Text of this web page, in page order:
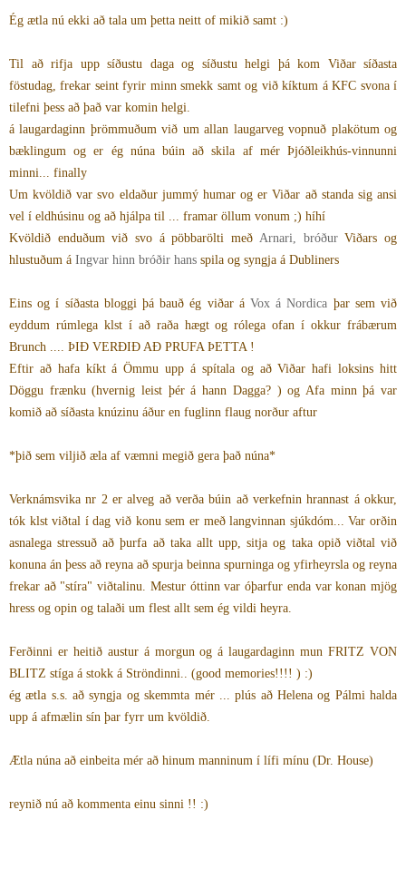
Ég ætla nú ekki að tala um þetta neitt of mikið samt :)
Til að rifja upp síðustu daga og síðustu helgi þá kom Viðar síðasta
föstudag, frekar seint fyrir minn smekk samt og við kíktum á KFC svona í
tilefni þess að það var komin helgi.
á laugardaginn þrömmuðum við um allan laugarveg vopnuð plakötum og
bæklingum og er ég núna búin að skila af mér Þjóðleikhús-vinnunni
minni... finally
Um kvöldið var svo eldaður jummý humar og er Viðar að standa sig ansi
vel í eldhúsinu og að hjálpa til ... framar öllum vonum ;) híhí
Kvöldið enduðum við svo á pöbbarölti með Arnari, bróðurViðars og
hlustuðum á Ingvar hinn bróðir hans spila og syngja á Dubliners
Eins og í síðasta bloggi þá bauð ég viðar á Vox á Nordica þar sem við
eyddum rúmlega klst í að raða hægt og rólega ofan í okkur frábærum
Brunch .... ÞIÐ VERÐIÐ AÐ PRUFA ÞETTA !
Eftir að hafa kíkt á Ömmu upp á spítala og að Viðar hafi loksins hitt
Döggu frænku (hvernig leist þér á hann Dagga? ) og Afa minn þá var
komið að síðasta knúzinu áður en fuglinn flaug norður aftur
*þið sem viljið æla af væmni megið gera það núna*
Verknámsvika nr 2 er alveg að verða búin að verkefnin hrannast á okkur,
tók klst viðtal í dag við konu sem er með langvinnan sjúkdóm... Var orðin
asnalega stressuð að þurfa að taka allt upp, sitja og taka opið viðtal við
konuna án þess að reyna að spurja beinna spurninga og yfirheyrsla og reyna
frekar að "stíra" viðtalinu. Mestur óttinn var óþarfur enda var konan mjög
hress og opin og talaði um flest allt sem ég vildi heyra.
Ferðinni er heitið austur á morgun og á laugardaginn mun FRITZ VON
BLITZ stíga á stokk á Ströndinni.. (good memories!!!! ) :)
ég ætla s.s. að syngja og skemmta mér ... plús að Helena og Pálmi halda
upp á afmælin sín þar fyrr um kvöldið.
Ætla núna að einbeita mér að hinum manninum í lífi mínu (Dr. House)
reynið nú að kommenta einu sinni !! :)